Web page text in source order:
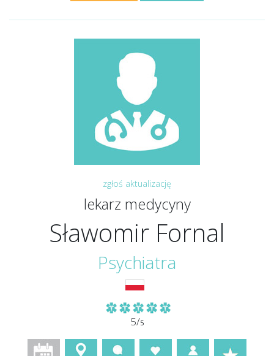
zgłoś aktualizację
lekarz medycyny
Sławomir Fornal
Psychiatra
5/5